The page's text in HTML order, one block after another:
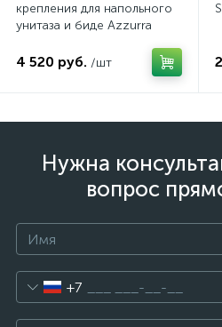
крепления для напольного
унитаза и биде Azzurra
4 520 руб. /шт
Нужна
вопрос
+7